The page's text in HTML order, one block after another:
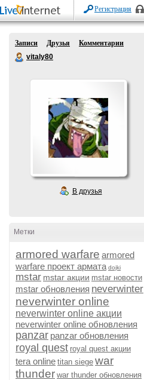
Регистрация
Записи Друзья
Комментарии
vitaly80
В друзья
Метки
armored warfare armored
warfare проект армата dojki
mstar mstar акции mstar новости
mstar обновления neverwinter
neverwinter online
neverwinter online акции
neverwinter online обновления
panzar panzar обновления
royal quest royal quest акции
tera online titan siege war
thunder war thunder обновления